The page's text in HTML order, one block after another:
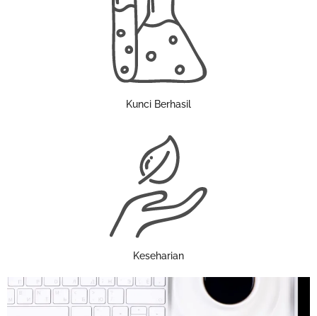
Kunci Berhasil
Keseharian